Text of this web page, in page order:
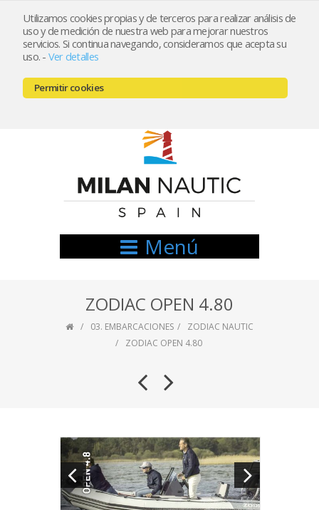
Utilizamos cookies propias y de terceros para realizar análisis de
uso y de medición de nuestra web para mejorar nuestros
servicios. Si continua navegando, consideramos que acepta su
uso. - Ver detalles
Permitir cookies
Registrarse Mi cuenta
666521122 // 654999333
Menú
ZODIAC OPEN 4.80
03. EMBARCACIONES
ZODIAC NAUTIC
ZODIAC OPEN 4.80